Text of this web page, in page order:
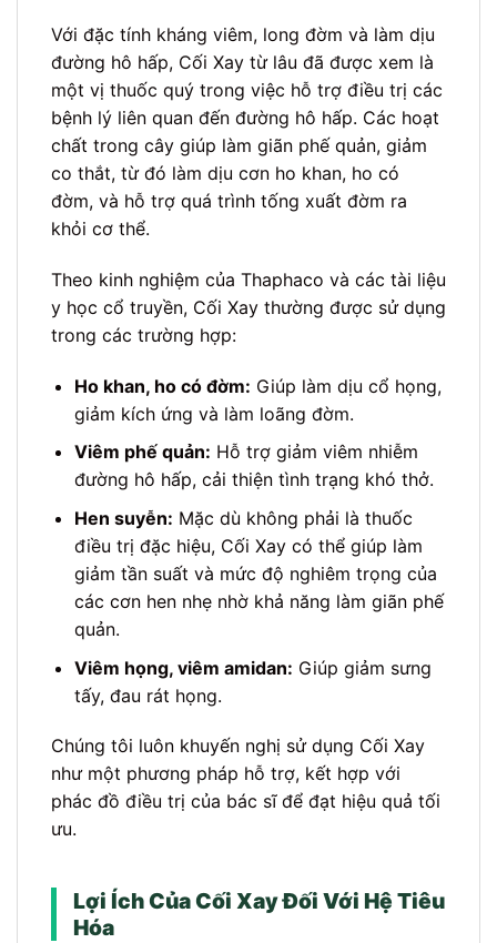
Với đặc tính kháng viêm, long đờm và làm dịu
đường hô hấp, Cối Xay từ lâu đã được xem là
một vị thuốc quý trong việc hỗ trợ điều trị các
bệnh lý liên quan đến đường hô hấp. Các hoạt
chất trong cây giúp làm giãn phế quản, giảm
co thắt, từ đó làm dịu cơn ho khan, ho có
đờm, và hỗ trợ quá trình tống xuất đờm ra
khỏi cơ thể.
Theo kinh nghiệm của Thaphaco và các tài liệu
y học cổ truyền, Cối Xay thường được sử dụng
trong các trường hợp:
Ho khan, ho có đờm: Giúp làm dịu cổ họng,
giảm kích ứng và làm loãng đờm.
Viêm phế quản: Hỗ trợ giảm viêm nhiễm
đường hô hấp, cải thiện tình trạng khó thở.
Hen suyễn: Mặc dù không phải là thuốc
điều trị đặc hiệu, Cối Xay có thể giúp làm
giảm tần suất và mức độ nghiêm trọng của
các cơn hen nhẹ nhờ khả năng làm giãn phế
quản.
Viêm họng, viêm amidan: Giúp giảm sưng
tấy, đau rát họng.
Chúng tôi luôn khuyến nghị sử dụng Cối Xay
như một phương pháp hỗ trợ, kết hợp với
phác đồ điều trị của bác sĩ để đạt hiệu quả tối
ưu.
Lợi Ích Của Cối Xay Đối Với Hệ Tiêu
Hóa